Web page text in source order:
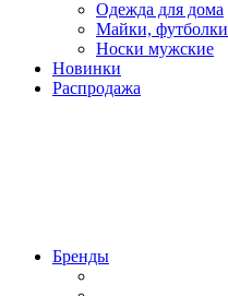
Одежда для дома
Майки, футболки
Носки мужские
Новинки
Распродажа
Бренды